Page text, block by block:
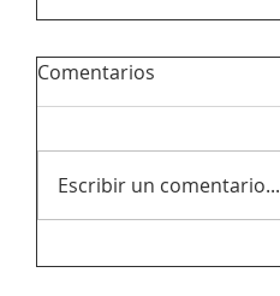
Comentarios
Escribir un comentario...